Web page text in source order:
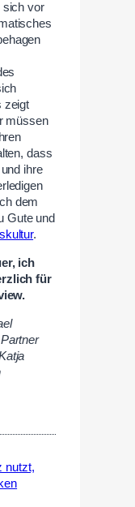
sich vor
zeigt
müssen
dass
ihre
dem
Gute und
.
ich
für
nutzt,